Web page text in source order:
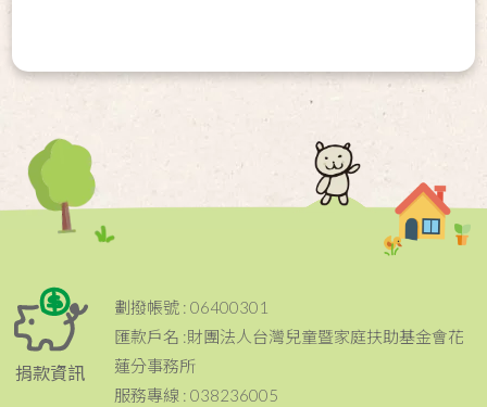
捐款資訊
劃撥帳號 : 06400301
匯款戶名 :財團法人台灣兒童暨家庭扶助基金會花
蓮分事務所
服務專線 : 038236005